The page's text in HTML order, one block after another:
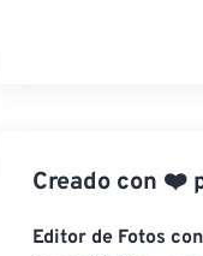
Creado con ❤️
Editor de Fotos